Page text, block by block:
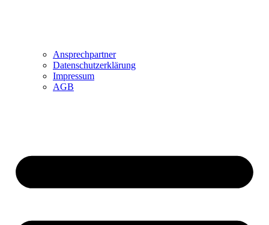
Ansprechpartner
Datenschutzerklärung
Impressum
AGB